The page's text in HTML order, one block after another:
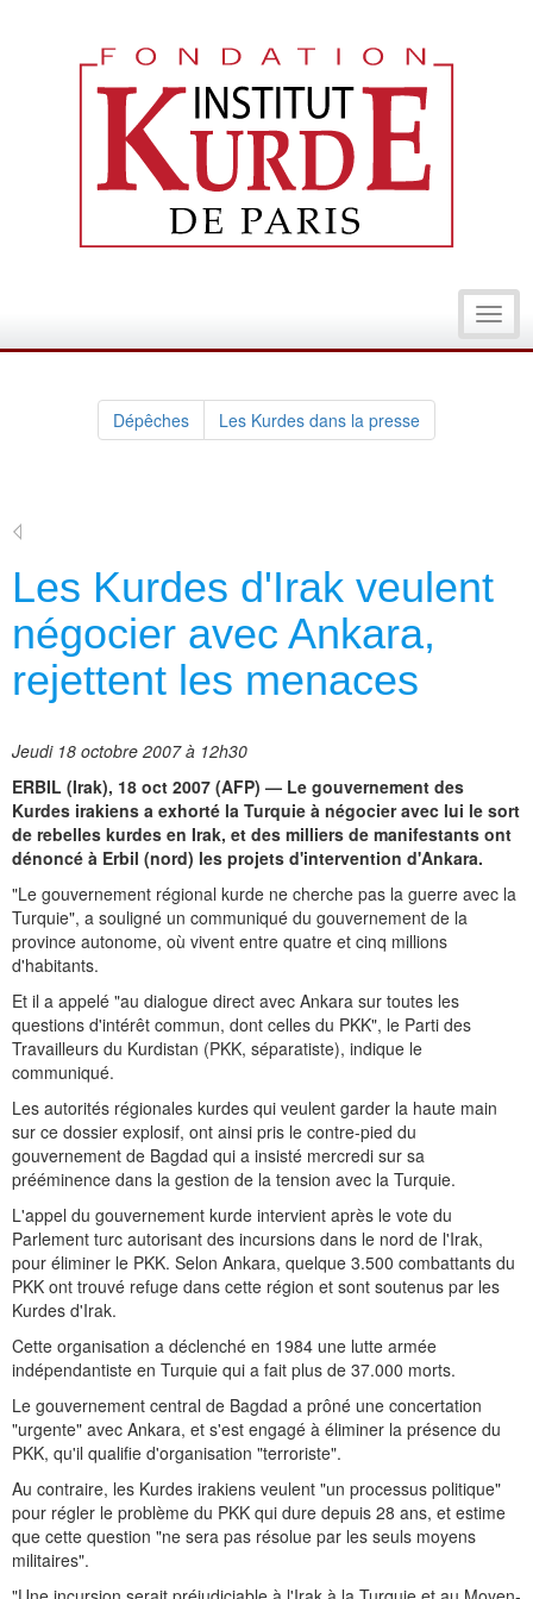
Dépêches Les Kurdes dans la presse
Les Kurdes d'Irak veulent
négocier avec Ankara,
rejettent les menaces
Jeudi 18 octobre 2007 à 12h30
ERBIL (Irak), 18 oct 2007 (AFP) — Le gouvernement des
Kurdes irakiens a exhorté la Turquie à négocier avec lui le sort
de rebelles kurdes en Irak, et des milliers de manifestants ont
dénoncé à Erbil (nord) les projets d'intervention d'Ankara.
"Le gouvernement régional kurde ne cherche pas la guerre avec la
Turquie", a souligné un communiqué du gouvernement de la
province autonome, où vivent entre quatre et cinq millions
d'habitants.
Et il a appelé "au dialogue direct avec Ankara sur toutes les
questions d'intérêt commun, dont celles du PKK", le Parti des
Travailleurs du Kurdistan (PKK, séparatiste), indique le
communiqué.
Les autorités régionales kurdes qui veulent garder la haute main
sur ce dossier explosif, ont ainsi pris le contre-pied du
gouvernement de Bagdad qui a insisté mercredi sur sa
prééminence dans la gestion de la tension avec la Turquie.
L'appel du gouvernement kurde intervient après le vote du
Parlement turc autorisant des incursions dans le nord de l'Irak,
pour éliminer le PKK. Selon Ankara, quelque 3.500 combattants du
PKK ont trouvé refuge dans cette région et sont soutenus par les
Kurdes d'Irak.
Cette organisation a déclenché en 1984 une lutte armée
indépendantiste en Turquie qui a fait plus de 37.000 morts.
Le gouvernement central de Bagdad a prôné une concertation
"urgente" avec Ankara, et s'est engagé à éliminer la présence du
PKK, qu'il qualifie d'organisation "terroriste".
Au contraire, les Kurdes irakiens veulent "un processus politique"
pour régler le problème du PKK qui dure depuis 28 ans, et estime
que cette question "ne sera pas résolue par les seuls moyens
militaires".